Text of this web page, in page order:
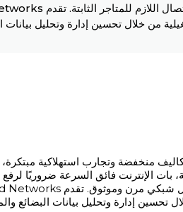
من خلال تحسين إدارة وتحليل
منخفضة وتجارب استهلاكية
الإنترنت فائق السرعة ضروريًا لرفع
تحسين إدارة وتحليل بيانات البضائع